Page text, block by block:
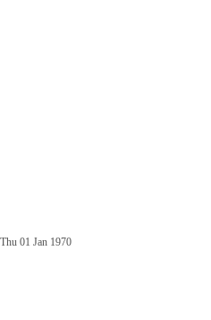
Thu 01 Jan 1970